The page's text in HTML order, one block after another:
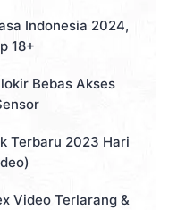
Indonesia 2024,
18+
Bebas Akses
Terbaru 2023 Hari
Video Terlarang &